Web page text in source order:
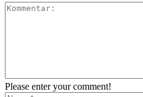
Please enter your comment!